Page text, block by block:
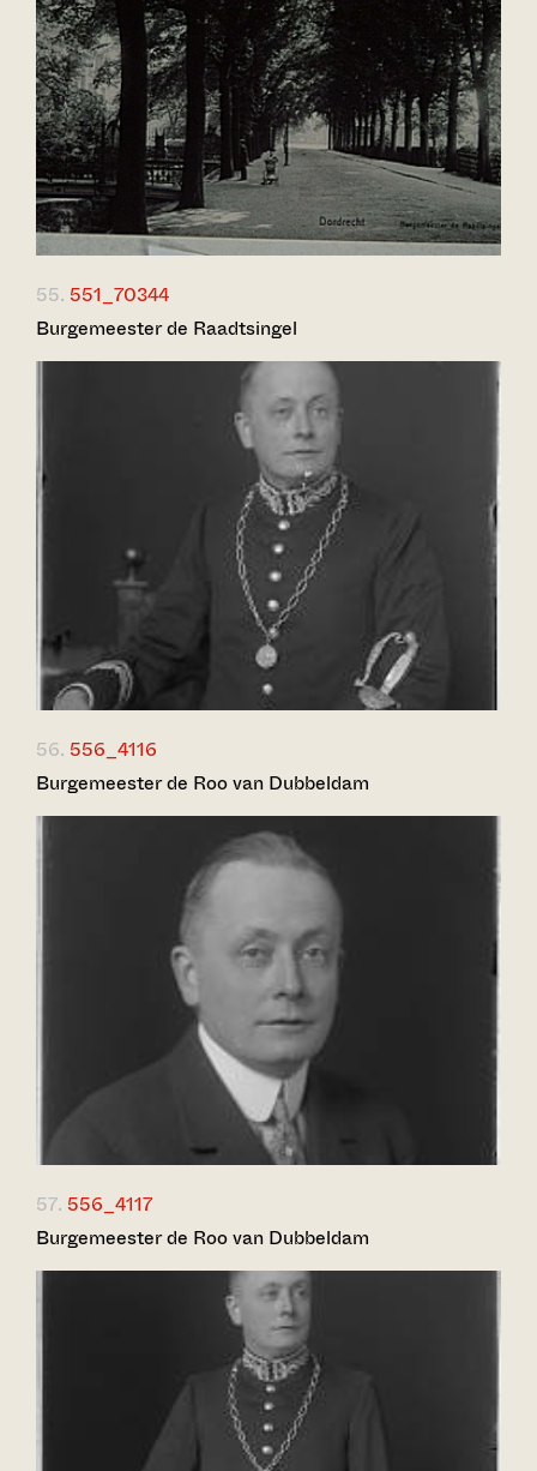
55. 551_70344
Burgemeester de Raadtsingel
56. 556_4116
Burgemeester de Roo van Dubbeldam
57. 556_4117
Burgemeester de Roo van Dubbeldam